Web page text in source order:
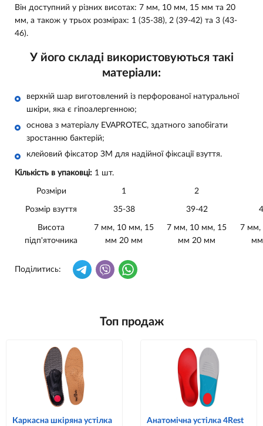
Він доступний у різних висотах: 7 мм, 10 мм, 15 мм та 20
мм, а також у трьох розмірах: 1 (35-38), 2 (39-42) та 3 (43-
46).
У його складі використовуються такі
матеріали:
верхній шар виготовлений із перфорованої натуральної
шкіри, яка є гіпоалергенною;
основа з матеріалу EVAPROTEC, здатного запобігати
зростанню бактерій;
клейовий фіксатор ЗМ для надійної фіксації взуття.
Кількість в упаковці: 1 шт.
Розміри 1 2
Розмір взуття 35-38 39-42
Висота
підп'яточника
7 мм, 10 мм, 15
мм 20 мм
7 мм, 10 мм, 15
мм 20 мм
7 мм,
Поділитись:
Топ продаж
Каркасна шкіряна устілка
Анатомічна устілка 4Rest